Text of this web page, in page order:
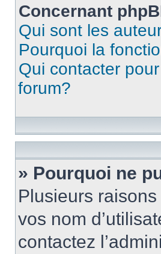
Concernant
Qui sont les
Pourquoi la
Qui contacter
forum?
» Pourquoi ne
Plusieurs
vos nom
contactez